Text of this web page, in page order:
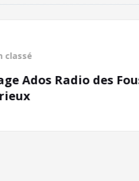
Radio des Fous